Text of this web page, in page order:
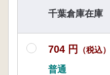
千葉倉庫在庫
704 円 （税込）
普通